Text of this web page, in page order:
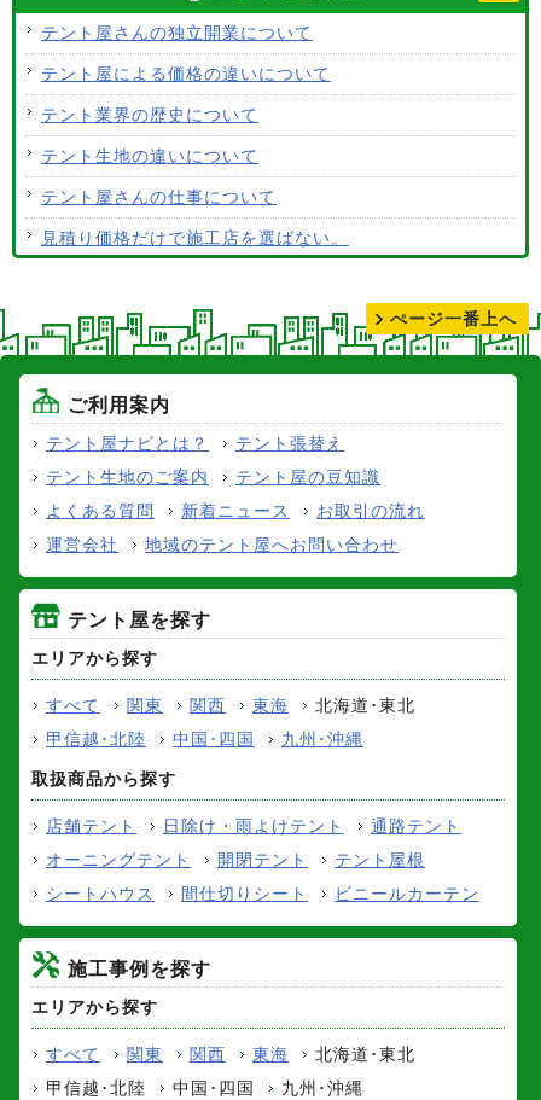
使用するテント生地の違いは？
ALCなどにオーニングは設置できますか？
テント生地はクリーニングできますか？
テント屋さんの独立開業について
テント屋による価格の違いについて
テント業界の歴史について
テント生地の違いについて
テント屋さんの仕事について
見積り価格だけで施工店を選ばない。
ぺージ一番上へ
ご利用案内
テント屋ナビとは？
テント張替え
テント生地のご案内
テント屋の豆知識
よくある質問
新着ニュース
お取引の流れ
運営会社
地域のテント屋へお問い合わせ
テント屋を探す
エリアから探す
すべて 関東 関西 東海
北海道･東北
甲信越･北陸
中国･四国 九州･沖縄
取扱商品から探す
店舗テント 日除け・雨よけテント
通路テント
オーニングテント
開閉テント
テント屋根
シートハウス
間仕切りシート ビニールカーテン
施工事例を探す
エリアから探す
すべて 関東 関西 東海
北海道･東北
甲信越･北陸
中国･四国 九州･沖縄